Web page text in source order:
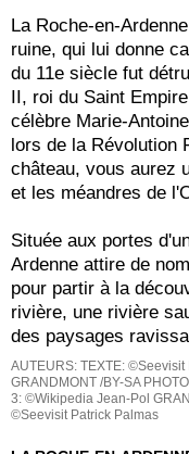
La Roche-en-
ruine, qui lui donne
du 11e siècle fut
II, roi du Saint
célèbre Marie-
lors de la Révolution
château, vous aurez
et les méandres de
Située aux portes
Ardenne attire de
pour partir à la
rivière, une rivière
des paysages
AUTEURS:TEXTE: ©Seevisit
GRANDMONT /BY-SA
3: ©Wikipedia Jean-Pol
©Seevisit Patrick Palmas